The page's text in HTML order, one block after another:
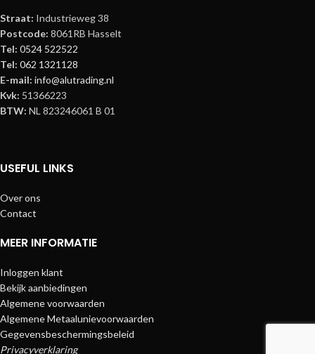
Straat: Industrieweg 38
Postcode: 8061RB Hasselt
Tel: 0524 522522
Tel: 062 1321128
E-mail: info@alutrading.nl
Kvk: 51366223
BTW: NL 823246061 B 01
USEFUL LINKS
Over ons
Contact
MEER INFORMATIE
Inloggen klant
Bekijk aanbiedingen
Algemene voorwaarden
Algemene Metaalunievoorwaarden
Gegevensbeschermingsbeleid
Privacyverklaring